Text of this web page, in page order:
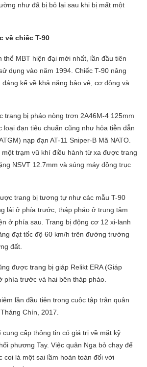
như đã bị bỏ lại sau khi bị mất một
về chiếc T-90
thể MBT hiện đại mới nhất, lần đầu tiên
dụng vào năm 1994. Chiếc T-90 nâng
kể về khả năng bảo vệ, cơ động và
trang bị pháo nòng trơn 2A46M-4 125mm
loại đạn tiêu chuẩn cũng như hỏa tiễn dẫn
nạp đạn AT-11 Sniper-B Mã NATO.
trạm vũ khí điều hành từ xa được trang
NSVT 12.7mm và súng máy đồng trục
trang bị tương tự như các mẫu T-90
lái ở phía trước, tháp pháo ở trung tâm
ở phía sau. Trang bị động cơ 12 xi-lanh
đạt tốc độ 60 km/h trên đường trường
đất.
được trang bị giáp Relikt ERA (Giáp
phía trước và hai bên tháp pháo.
lần đầu tiên trong cuộc tập trận quân
Chín, 2017.
cung cấp thông tin có giá trị về mặt kỹ
phương Tay. Việc quân Nga bỏ chạy để
coi là một sai lầm hoàn toàn đối với